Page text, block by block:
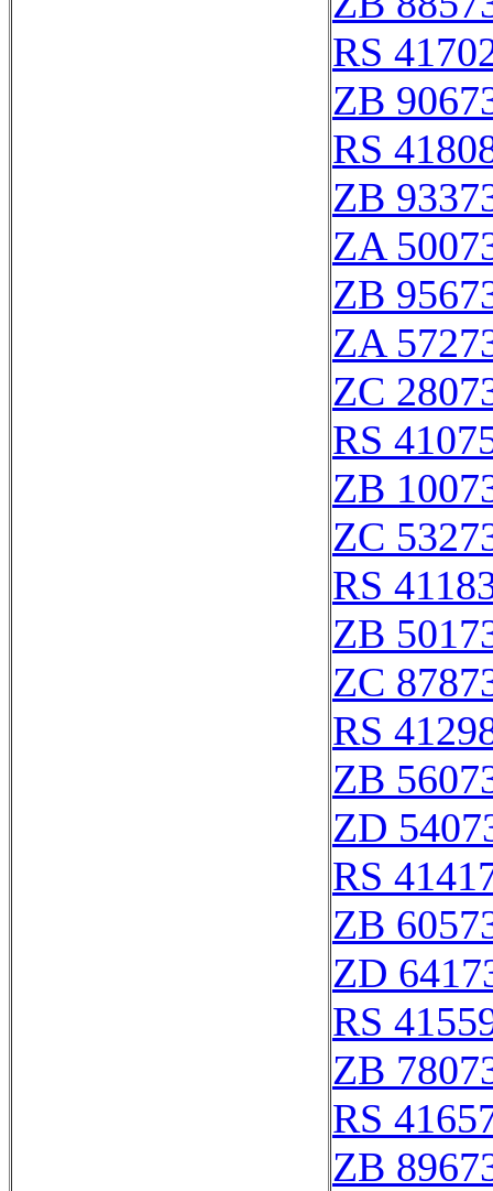
RS
ZB
RS
ZB
ZA
ZB
ZA
ZC
RS
ZB
ZC
RS
ZB
ZC
RS
ZB
ZD
RS
ZB
ZD
RS
ZB
RS
ZB